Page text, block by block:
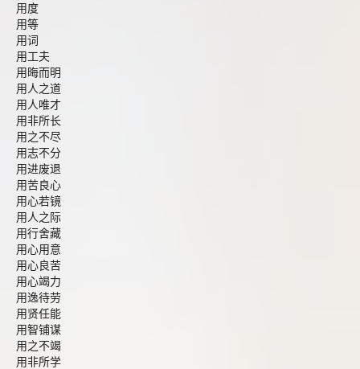
用度
用等
用词
用工夫
用晦而明
用人之道
用人唯才
用非所长
用之不尽
用志不分
用进废退
用苦良心
用心若镜
用人之际
用行舍藏
用心用意
用心良苦
用心竭力
用逸待劳
用贤任能
用智铺谋
用之不竭
用非所学